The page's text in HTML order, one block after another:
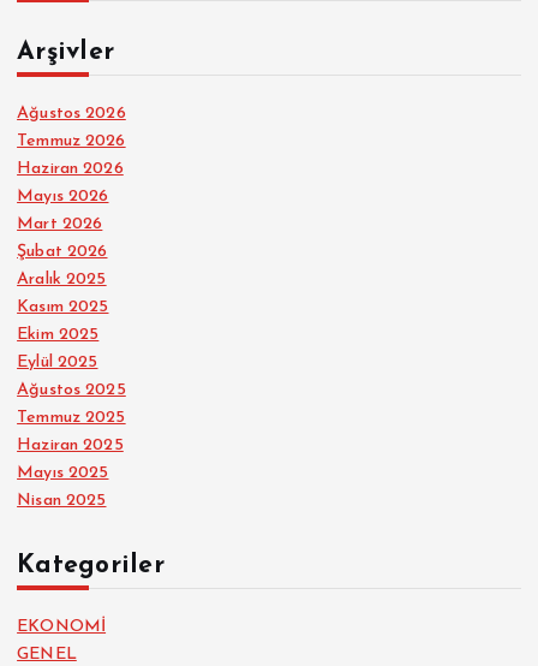
Arşivler
Ağustos 2026
Temmuz 2026
Haziran 2026
Mayıs 2026
Mart 2026
Şubat 2026
Aralık 2025
Kasım 2025
Ekim 2025
Eylül 2025
Ağustos 2025
Temmuz 2025
Haziran 2025
Mayıs 2025
Nisan 2025
Kategoriler
EKONOMİ
GENEL